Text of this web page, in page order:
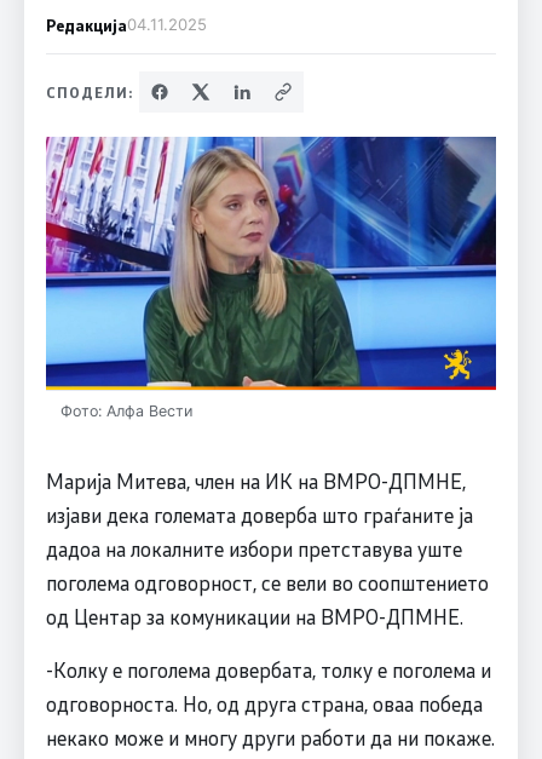
Редакција04.11.2025
СПОДЕЛИ:
Фото: Алфа Вести
Марија Митева, член на ИК на ВМРО-ДПМНЕ,
изјави дека големата доверба што граѓаните ја
дадоа на локалните избори претставува уште
поголема одговорност, се вели во соопштението
од Центар за комуникации на ВМРО-ДПМНЕ.
-Колку е поголема довербата, толку е поголема и
одговорноста. Но, од друга страна, оваа победа
некако може и многу други работи да ни покаже.